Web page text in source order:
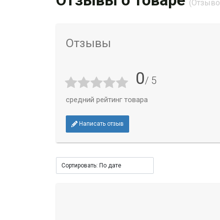
Отзывы
0/ 5
средний рейтинг товара
Написать отзыв